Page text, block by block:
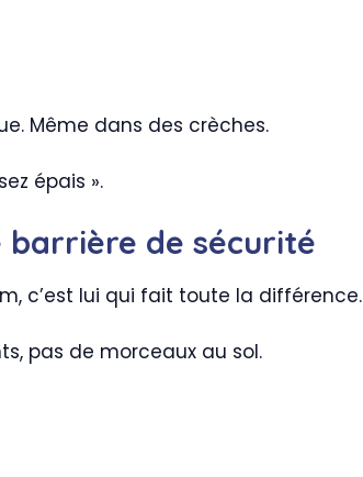
Même dans des crèches.
épais ».
barrière de sécurité
c’est lui qui fait toute la différence.
pas de morceaux au sol.